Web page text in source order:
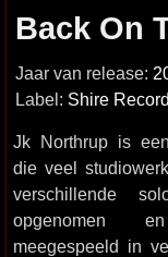
Back On
Jaar van release:
Label: Shire
Jk Northrup is
die veel
verschillende
opgenomen
meegespeeld in